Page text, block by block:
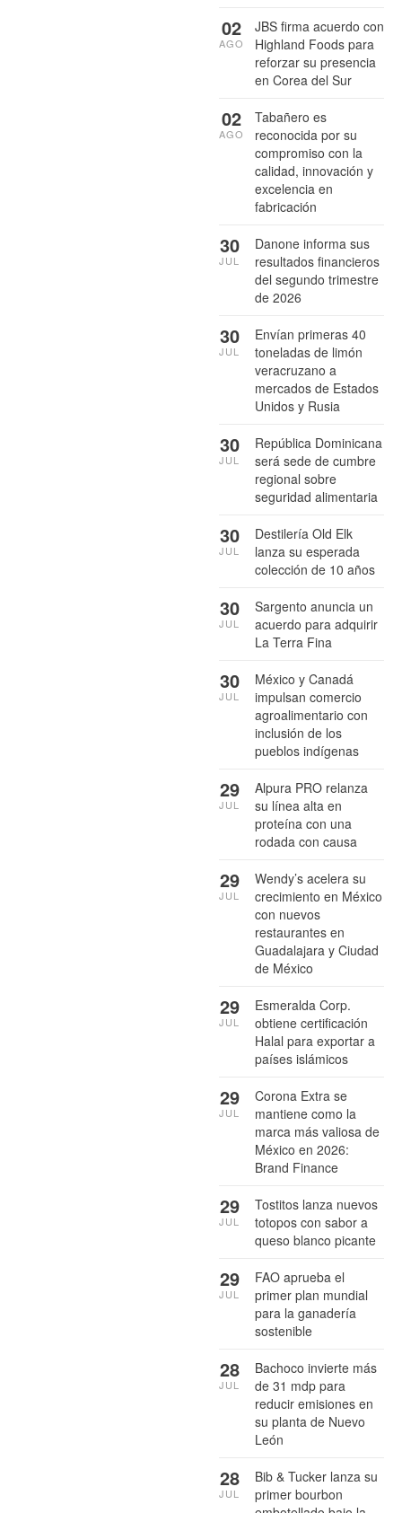
JBS firma acuerdo con
Highland Foods para
reforzar su presencia
en Corea del Sur
02
AGO
Tabañero es
reconocida por su
compromiso con la
calidad, innovación y
excelencia en
fabricación
02
AGO
Danone informa sus
resultados financieros
del segundo trimestre
de 2026
30
JUL
Envían primeras 40
toneladas de limón
veracruzano a
mercados de Estados
Unidos y Rusia
30
JUL
República Dominicana
será sede de cumbre
regional sobre
seguridad alimentaria
30
JUL
Destilería Old Elk
lanza su esperada
colección de 10 años
30
JUL
Sargento anuncia un
acuerdo para adquirir
La Terra Fina
30
JUL
México y Canadá
impulsan comercio
agroalimentario con
inclusión de los
pueblos indígenas
30
JUL
Alpura PRO relanza
su línea alta en
proteína con una
rodada con causa
29
JUL
Wendy’s acelera su
crecimiento en México
con nuevos
restaurantes en
Guadalajara y Ciudad
de México
29
JUL
Esmeralda Corp.
obtiene certificación
Halal para exportar a
países islámicos
29
JUL
Corona Extra se
mantiene como la
marca más valiosa de
México en 2026:
Brand Finance
29
JUL
Tostitos lanza nuevos
totopos con sabor a
queso blanco picante
29
JUL
FAO aprueba el
primer plan mundial
para la ganadería
sostenible
29
JUL
Bachoco invierte más
de 31 mdp para
reducir emisiones en
su planta de Nuevo
León
28
JUL
Bib & Tucker lanza su
primer bourbon
28
JUL